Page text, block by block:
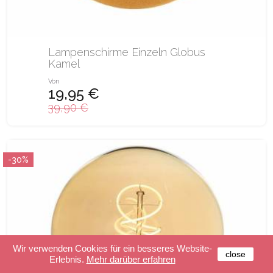
Lampenschirme Einzeln Globus
Kamel
Von
19,95 €
39,90 €
-30%
Wir verwenden Cookies für ein besseres Website-
Erlebnis. Mehr darüber erfahren close